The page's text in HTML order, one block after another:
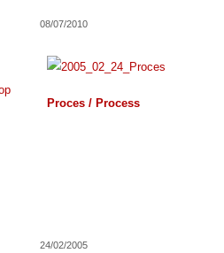
08/07/2010
Proces / Process
24/02/2005